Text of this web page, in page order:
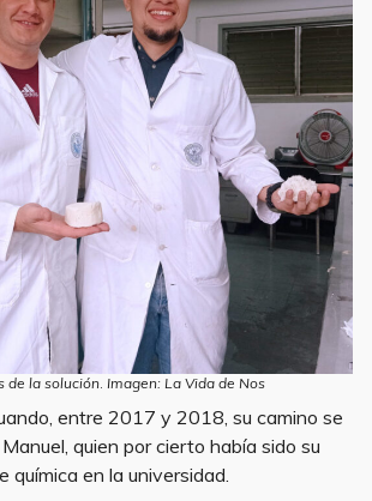
de la solución. Imagen: La Vida de Nos
entre 2017 y 2018, su camino se
quien por cierto había sido su
química en la universidad.